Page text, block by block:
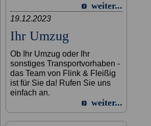
weiter...
19.12.2023
Ihr Umzug
Ob Ihr Umzug oder Ihr
sonstiges Transportvorhaben -
das Team von Flink & Fleißig
ist für Sie da! Rufen Sie uns
einfach an.
weiter...